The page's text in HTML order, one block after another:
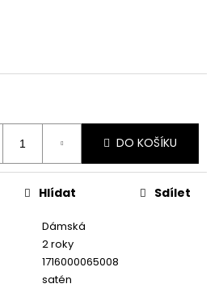
DO KOŠÍKU
Dámská
2 roky
1716000065008
satén
Hlídat Sdílet